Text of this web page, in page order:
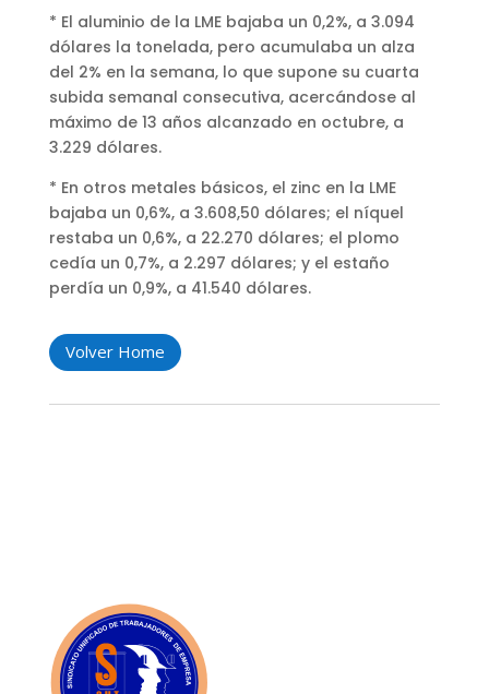
* El aluminio de la LME bajaba un 0,2%, a 3.094
dólares la tonelada, pero acumulaba un alza
del 2% en la semana, lo que supone su cuarta
subida semanal consecutiva, acercándose al
máximo de 13 años alcanzado en octubre, a
3.229 dólares.
* En otros metales básicos, el zinc en la LME
bajaba un 0,6%, a 3.608,50 dólares; el níquel
restaba un 0,6%, a 22.270 dólares; el plomo
cedía un 0,7%, a 2.297 dólares; y el estaño
perdía un 0,9%, a 41.540 dólares.
Volver Home